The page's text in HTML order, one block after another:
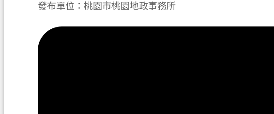
發布單位：桃園市桃園地政事務所